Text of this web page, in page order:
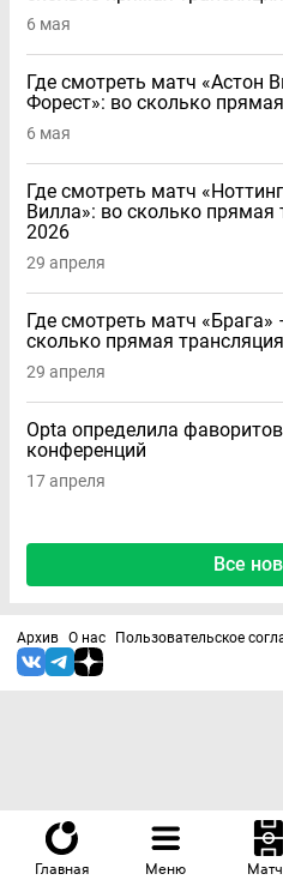
Главная Меню
6 мая
Где смотреть матч «Астон
Форест»: во сколько
6 мая
Где смотреть матч
Вилла»: во сколько прямая
2026
29 апреля
Где смотреть матч «Брага»
сколько прямая
29 апреля
Opta определила
конференций
17 апреля
Все
Архив О нас Пользовательское